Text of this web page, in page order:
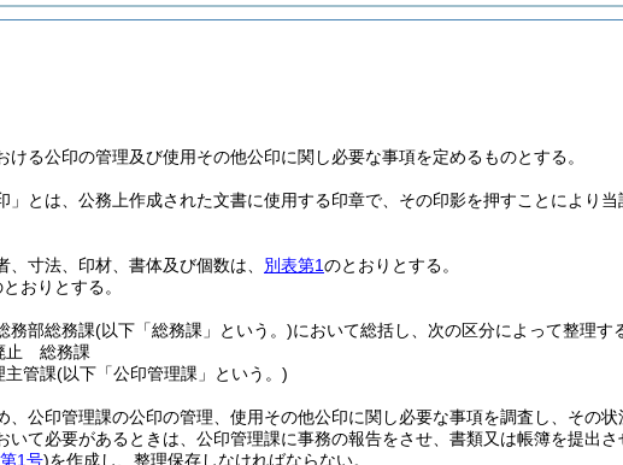
ける公印の管理及び使用その他公印に関し必要な事項を定めるものとする。
」とは、公務上作成された文書に使用する印章で、その印影を押すことにより
寸法、印材、書体及び個数は、 別表第1のとおりとする。
おりとする。
務部総務課(以下「総務課」という。)において総括し、次の区分によって整理す
止 総務課
管課(以下「公印管理課」という。)
、公印管理課の公印の管理、使用その他公印に関し必要な事項を調査し、その状
いて必要があるときは、公印管理課に事務の報告をさせ、書類又は帳簿を提出さ
1号)を作成し、整理保存しなければならない。